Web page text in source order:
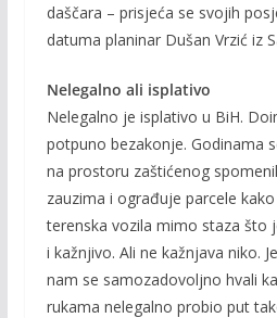
daščara – prisjeća se svojih
datuma planinar Dušan Vrzić iz
Nelegalno ali isplativo
Nelegalno je isplativo u BiH.
potpuno bezakonje. Godinama
na prostoru zaštićenog
zauzima i ograđuje parcele
terenska vozila mimo staza što
i kažnjivo. Ali ne kažnjava niko.
nam se samozadovoljno hvali
rukama nelegalno probio put